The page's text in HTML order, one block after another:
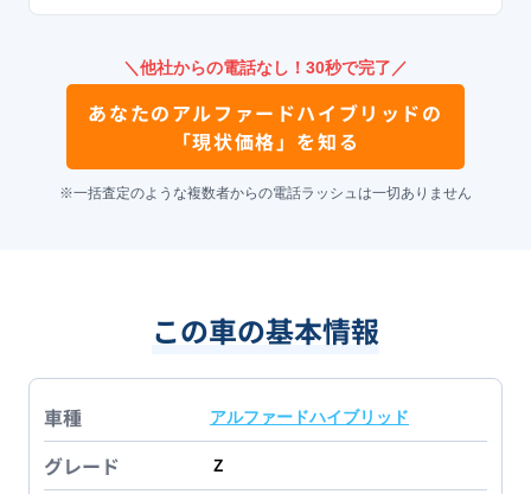
＼他社からの電話なし！30秒で完了／
あなたのアルファードハイブリッドの
「現状価格」を知る
※一括査定のような複数者からの電話ラッシュは一切ありません
この車の基本情報
車種 アルファードハイブリッド
グレード Ｚ